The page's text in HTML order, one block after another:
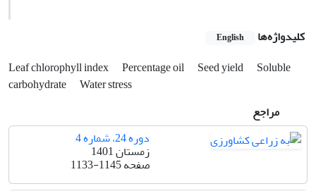
کلیدواژه‌ها English
Leaf chlorophyll index Percentage oil Seed yield
Soluble
carbohydrate
Water stress
مراجع
دوره 24، شماره 4
زمستان 1401
صفحه1133-1145